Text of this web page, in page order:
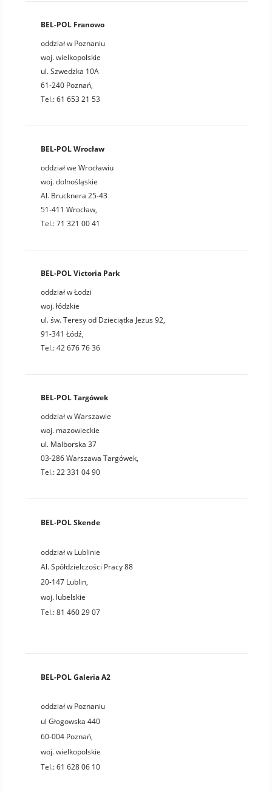
BEL-POL Franowo
oddział w Poznaniu
woj. wielkopolskie
ul. Szwedzka 10A
61-240 Poznań,
Tel.: 61 653 21 53
BEL-POL Wrocław
oddział we Wrocławiu
woj. dolnośląskie
Al. Brucknera 25-43
51-411 Wrocław,
Tel.: 71 321 00 41
BEL-POL Victoria Park
oddział w Łodzi
woj. łódzkie
ul. św. Teresy od Dzieciątka Jezus 92,
91-341 Łódź,
Tel.: 42 676 76 36
BEL-POL Targówek
oddział w Warszawie
woj. mazowieckie
ul. Malborska 37
03-286 Warszawa Targówek,
Tel.: 22 331 04 90
BEL-POL Skende
oddział w Lublinie
Al. Spółdzielczości Pracy 88
20-147 Lublin,
woj. lubelskie
Tel.:81 460 29 07
BEL-POL Galeria A2
oddział w Poznaniu
ul Głogowska 440
60-004 Poznań,
woj.wielkopolskie
Tel.:61 628 06 10